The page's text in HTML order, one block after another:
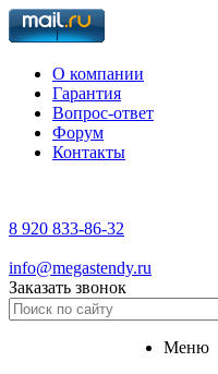
О компании
Гарантия
Вопрос-ответ
Форум
Контакты
8 920 833-86-32
info@megastendy.ru
Заказать звонок
Меню